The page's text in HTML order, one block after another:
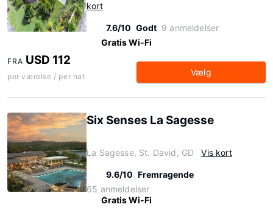
kort
7.6/10 Godt 9 anmeldelser
Gratis Wi-Fi
FRA USD 112
per værelse / per nat Vælg
Six Senses La Sagesse
La Sagesse, St. David, GD Vis kort
9.6/10 Fremragende
65 anmeldelser
Gratis Wi-Fi